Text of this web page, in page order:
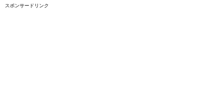
スポンサードリンク